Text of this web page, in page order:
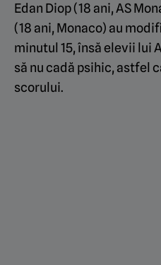
Edan Diop (18 ani, AS
(18 ani, Monaco) au
minutul 15, însă elevii lui
să nu cadă psihic, astfel
scorului.